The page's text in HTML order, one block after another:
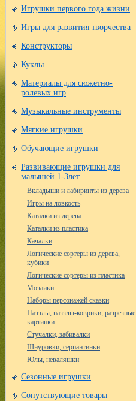
Игрушки первого года жизни
Игры для развития творчества
Конструкторы
Куклы
Материалы для сюжетно-
ролевых игр
Музыкальные инструменты
Мягкие игрушки
Обучающие игрушки
Развивающие игрушки для
малышей 1-3лет
Вкладыши и лабиринты из дерева
Игры на ловкость
Каталки из дерева
Каталки из пластика
Качалки
Логические сортеры из дерева,
кубики
Логические сортеры из пластика
Мозаики
Наборы персонажей сказки
Паззлы, паззлы-коврики, разрезные
картинки
Стучалки, забивалки
Шнуровки, серпантинки
Юлы, неваляшки
Сезонные игрушки
Сопутствующие товары